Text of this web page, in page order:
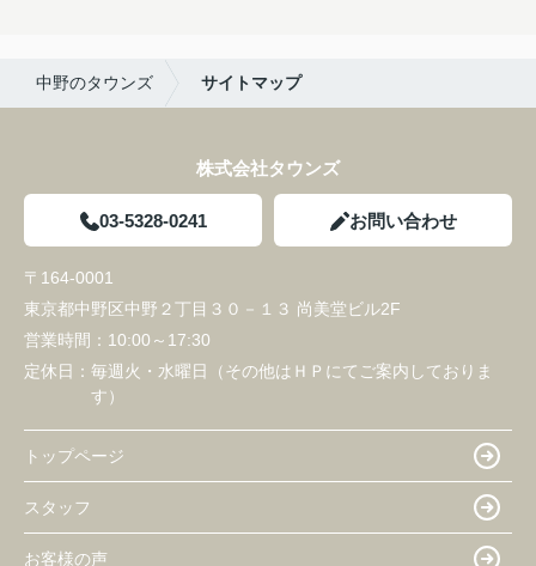
中野のタウンズ サイトマップ
株式会社タウンズ
03-5328-0241 お問い合わせ
〒164-0001
東京都中野区中野２丁目３０－１３ 尚美堂ビル2F
営業時間： 10:00～17:30
定休日： 毎週火・水曜日（その他はＨＰにてご案内しておりま
す）
トップページ
スタッフ
お客様の声